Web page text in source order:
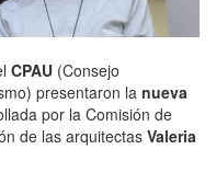
CPAU (Consejo
presentaron la nueva
por la Comisión de
de las arquitectas Valeria